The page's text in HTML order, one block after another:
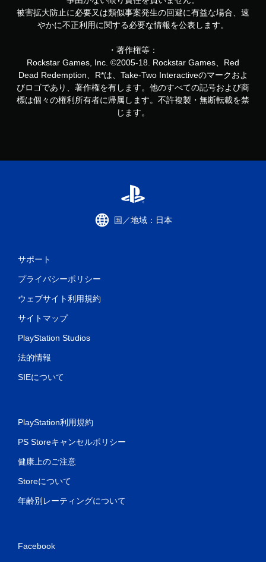
被害拡大防止に必要又は類似事案発生の回避に有益な場合、速
やかに不正利用に関する必要な情報を公表します。
・著作権等：
Rockstar Games, Inc. ©2005-18. Rockstar Games、Red
Dead Redemption、R*は、Take-Two Interactiveのマークおよ
びロゴであり、著作権を有します。他のすべての記号および商
標は個々の権利所有者に帰属します。不許複製・無断転載を禁
じます。
国／地域：日本
サポート
プライバシーポリシー
ウェブサイト利用規約
サイトマップ
PlayStation Studios
法的情報
SIEについて
PlayStation利用規約
PS Storeキャンセルポリシー
健康上のご注意
Storeについて
年齢別レーティングについて
Facebook